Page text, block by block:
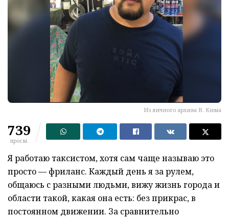
Из личного архива В. Кима
739
просм.
Я работаю таксистом, хотя сам чаще называю это
просто — фриланс. Каждый день я за рулем,
общаюсь с разными людьми, вижу жизнь города и
области такой, какая она есть: без прикрас, в
постоянном движении. За сравнительно